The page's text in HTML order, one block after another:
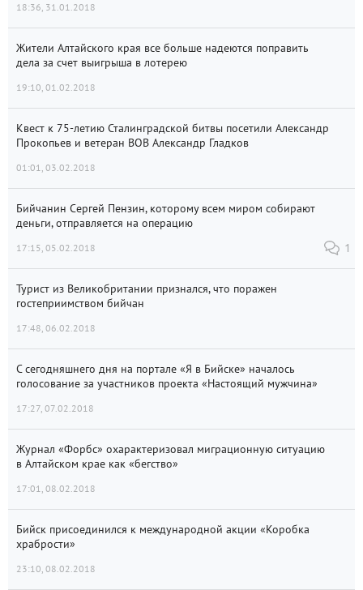
18:36, 31.01.2018
Жители Алтайского края все больше надеются поправить
дела за счет выигрыша в лотерею
19:10, 01.02.2018
Квест к 75-летию Сталинградской битвы посетили Александр
Прокопьев и ветеран ВОВ Александр Гладков
01:01, 03.02.2018
Бийчанин Сергей Пензин, которому всем миром собирают
деньги, отправляется на операцию
17:15, 05.02.2018 1
Турист из Великобритании признался, что поражен
гостеприимством бийчан
17:48, 06.02.2018
С сегодняшнего дня на портале «Я в Бийске» началось
голосование за участников проекта «Настоящий мужчина»
17:27, 07.02.2018
Журнал «Форбс» охарактеризовал миграционную ситуацию
в Алтайском крае как «бегство»
17:01, 08.02.2018
Бийск присоединился к международной акции «Коробка
храбрости»
23:10, 08.02.2018